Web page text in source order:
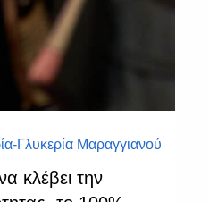
Γλυκερία Μαραγγιανού
κλέβει την